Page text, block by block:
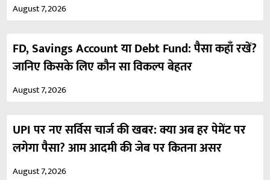
August 7, 2026
FD, Savings Account या Debt Fund: पैसा कहाँ रखें?
जानिए किसके लिए कौन सा विकल्प बेहतर
August 7, 2026
UPI पर नए सर्विस चार्ज की खबर: क्या अब हर पेमेंट पर
लगेगा पैसा? आम आदमी की जेब पर कितना असर
August 7, 2026